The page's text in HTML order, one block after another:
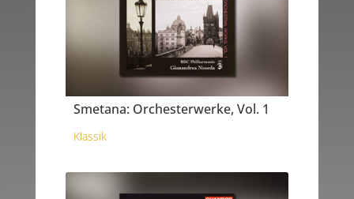
Smetana: Orchesterwerke, Vol. 1
Klassik